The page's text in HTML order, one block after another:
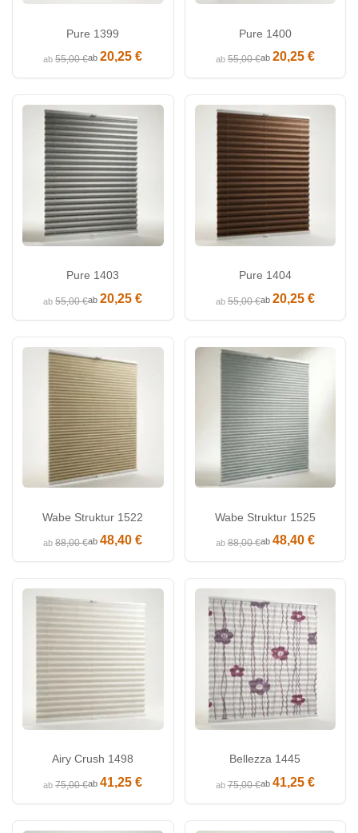
Pure 1399
ab55,00 €ab20,25 €
Pure 1400
ab55,00 €ab 20,25 €
Pure 1403
ab55,00 €ab20,25 €
Pure 1404
ab55,00 €ab 20,25 €
Wabe Struktur 1522
ab88,00 €ab48,40 €
Wabe Struktur 1525
ab88,00 €ab 48,40 €
Airy Crush 1498
ab75,00 €ab41,25 €
Bellezza 1445
ab75,00 €ab 41,25 €